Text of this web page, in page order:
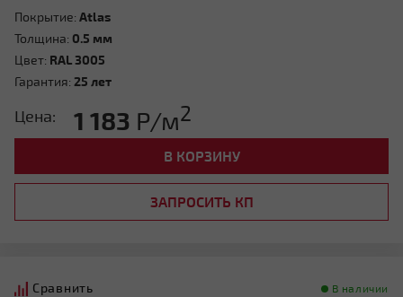
Покрытие: Atlas
Толщина: 0.5 мм
Цвет: RAL 3005
Гарантия: 25 лет
Цена: 1 183 Р/м2
В КОРЗИНУ
ЗАПРОСИТЬ КП
Сравнить В наличии